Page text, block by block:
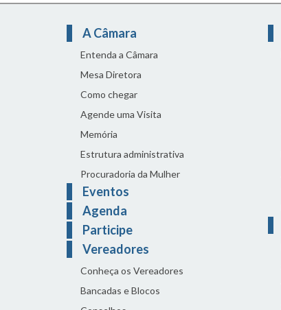
A Câmara
Entenda a Câmara
Mesa Diretora
Como chegar
Agende uma Visita
Memória
Estrutura administrativa
Procuradoria da Mulher
Eventos
Agenda
Participe
Vereadores
Conheça os Vereadores
Bancadas e Blocos